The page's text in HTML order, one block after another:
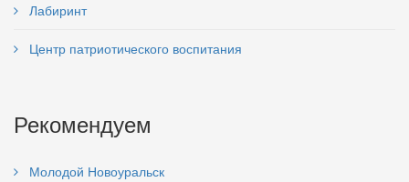
Лабиринт
Центр патриотического воспитания
Рекомендуем
Молодой Новоуральск